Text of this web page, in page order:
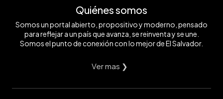
Quiénes somos
Somos un portal abierto, propositivo y moderno, pensado
para reflejar a un país que avanza, se reinventa y se une.
Somos el punto de conexión con lo mejor de El Salvador.
Ver mas ❯